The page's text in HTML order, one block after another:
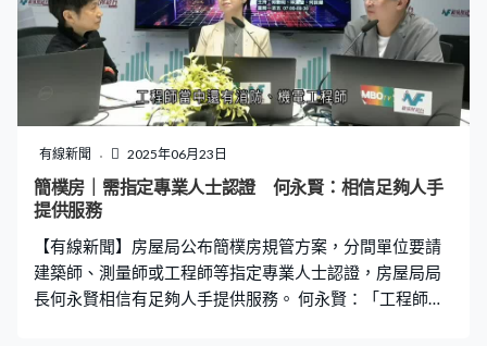
非鐵板一塊，去指定某一類證據證明。」 房屋局建議撥出
兩成過渡屋單位予丙類租戶，解釋是根據2021年統計，11
萬劏房戶中有四成八沒有輪候公屋，當中四分一是由於資
產或入息超標。而根據最新估算，簡樸房規管下有三分一
單位需執整，推算最終有約4,400戶潛在丙類租戶。而按
2026年底21,000戶過渡屋供應計算，只需撥出兩成單位，
即約4,200戶可以應付需求。 丙類租戶最長只可住兩年，
租金亦會遞增，首年可繳付正常租金，之後半年增至一倍
算，1至2人單位
有線新聞 2025年06月23日
簡樸房｜需指定專業人士認證 何永賢：相信足夠人手
提供服務
【有線新聞】房屋局公布簡樸房規管方案，分間單位要請
建築師、測量師或工程師等指定專業人士認證，房屋局局
長何永賢相信有足夠人手提供服務。 何永賢：「工程師當